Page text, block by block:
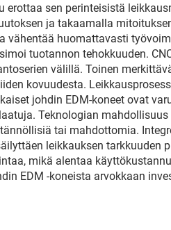
erottaa sen perinteisistä
ja takaamalla
vähentää huomattavasti
tuotannon tehokkuuden.
välillä. Toinen
kovuudesta.
johdin EDM-koneet ovat
Teknologian
tai mahdottomia.
leikkauksen
mikä alentaa
EDM -koneista arvokkaan